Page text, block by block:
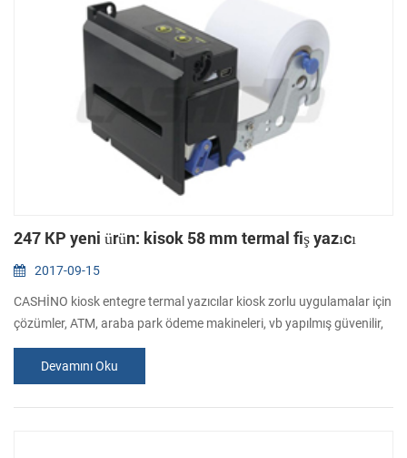
247 KP yeni ürün: kisok 58 mm termal fiş yazıcı
2017-09-15
CASHİNO kiosk entegre termal yazıcılar kiosk zorlu uygulamalar için
çözümler, ATM, araba park ödeme makineleri, vb yapılmış güvenilir,
hazır bulunur. Çeşitli ihtiyaçlarını karşılamak için, her zaman
araştırma ve tüm müşteriler için kiosk yazıcılar farklı türde
geliştiriyoruz. Bugün, size yeni fırlatma Kiosk bilet yazıcı, hızlı, büyük
kağıt rulo göstermek için heyecanlıyım. Kisok 58 mm termal fiş y...
Devamını Oku